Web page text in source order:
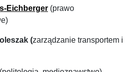
Eichberger (prawo
(zarządzanie transportem i